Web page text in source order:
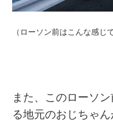
（ローソン前はこんな感じ
また、このローソ
る地元のおじちゃ